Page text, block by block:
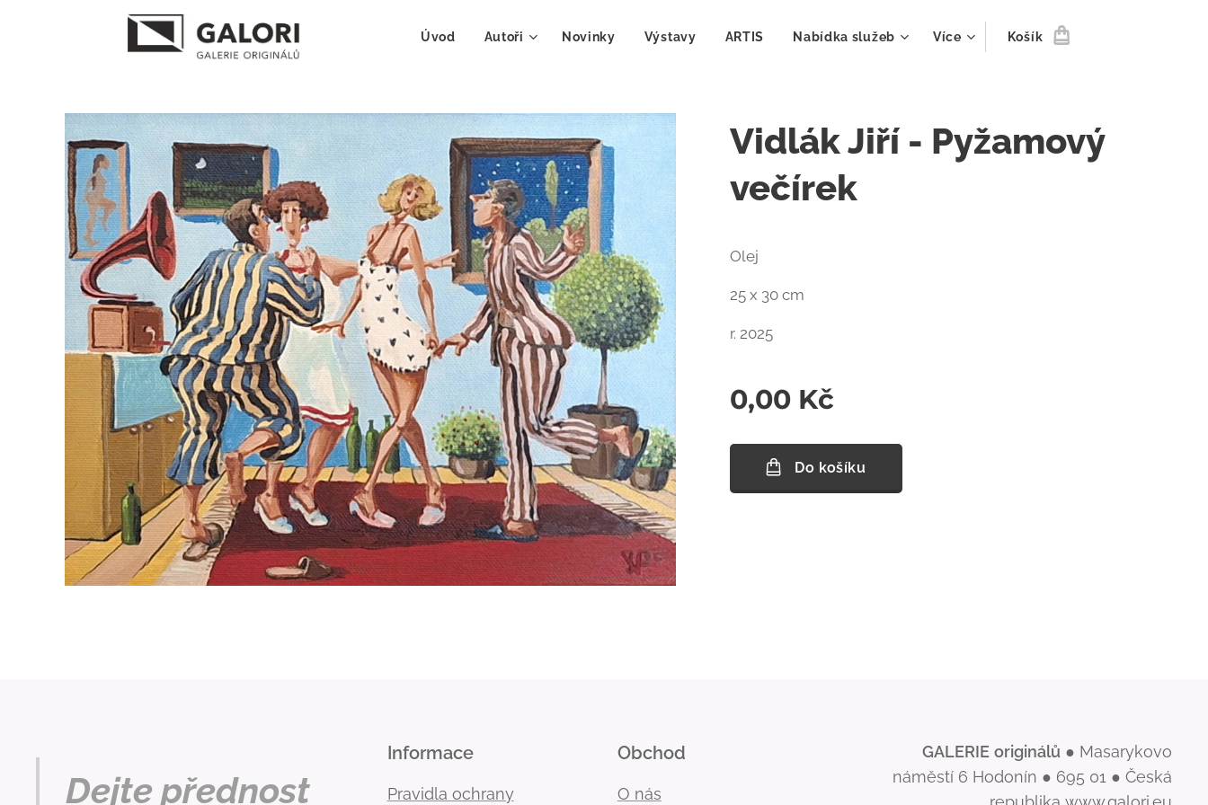
Úvod Autoři Novinky Výstavy ARTIS Nabídka služeb Více Košík
Vidlák Jiří - Pyžamový
večírek
Olej
25 x 30 cm
r. 2025
0,00 Kč
Do košíku
Dejte přednost
Informace
Pravidla ochrany
Obchod
O nás
GALERIE originálů ● Masarykovo
náměstí 6 Hodonín ● 695 01 ● Česká